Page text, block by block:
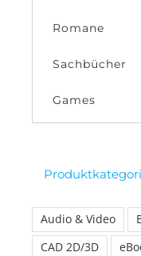
Romane
Sachbücher
Games
Audio & Video
CAD 2D/3D